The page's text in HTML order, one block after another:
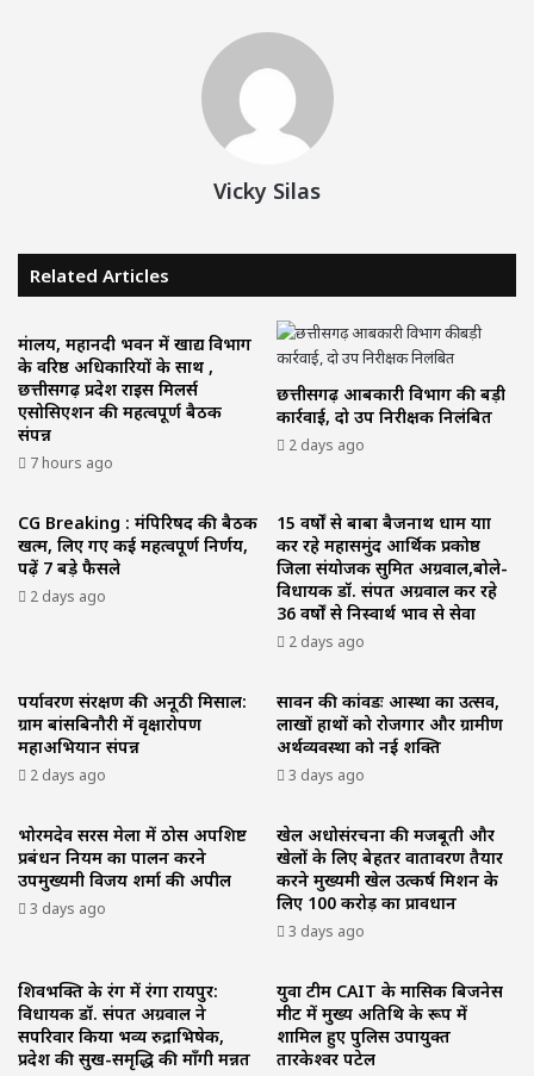
Vicky Silas
Related Articles
मंत्रालय, महानदी भवन में खाद्य विभाग
के वरिष्ठ अधिकारियों के साथ ,
छत्तीसगढ़ प्रदेश राइस मिलर्स
एसोसिएशन की महत्वपूर्ण बैठक
संपन्न
7 hours ago
छत्तीसगढ़ आबकारी विभाग की बड़ी
कार्रवाई, दो उप निरीक्षक निलंबित
2 days ago
CG Breaking : मंत्रिपरिषद की बैठक
खत्म, लिए गए कई महत्वपूर्ण निर्णय,
पढ़ें 7 बड़े फैसले
2 days ago
15 वर्षों से बाबा बैजनाथ धाम यात्रा
कर रहे महासमुंद आर्थिक प्रकोष्ठ
जिला संयोजक सुमित अग्रवाल,बोले-
विधायक डॉ. संपत अग्रवाल कर रहे
36 वर्षों से निस्वार्थ भाव से सेवा
2 days ago
पर्यावरण संरक्षण की अनूठी मिसाल:
ग्राम बांसबिनौरी में वृक्षारोपण
महाअभियान संपन्न
2 days ago
सावन की कांवडः आस्था का उत्सव,
लाखों हाथों को रोजगार और ग्रामीण
अर्थव्यवस्था को नई शक्ति
3 days ago
भोरमदेव सरस मेला में ठोस अपशिष्ट
प्रबंधन नियम का पालन करने
उपमुख्यमंत्री विजय शर्मा की अपील
3 days ago
खेल अधोसंरचना की मजबूती और
खेलों के लिए बेहतर वातावरण तैयार
करने मुख्यमंत्री खेल उत्कर्ष मिशन के
लिए 100 करोड़ का प्रावधान
3 days ago
शिवभक्ति के रंग में रंगा रायपुर:
विधायक डॉ. संपत अग्रवाल ने
सपरिवार किया भव्य रुद्राभिषेक,
प्रदेश की सुख-समृद्धि की माँगी मन्नत
युवा टीम CAIT के मासिक बिजनेस
मीट में मुख्य अतिथि के रूप में
शामिल हुए पुलिस उपायुक्त
तारकेश्वर पटेल